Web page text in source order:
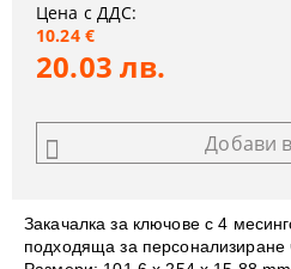
Закачалка за ключове с 4
подходяща за персонализиране
Цена с ДДС:
10.24 €
20.03 лв.
Добави